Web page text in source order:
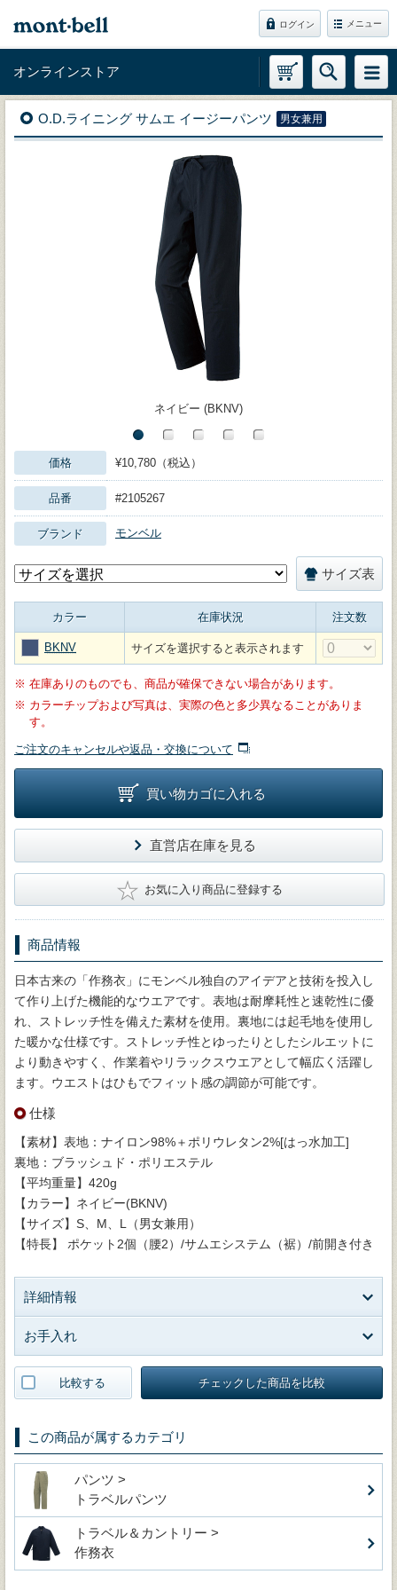
ログイン メニュー
オンラインストア
O.D.ライニング サムエ イージーパンツ 男女兼用
ネイビー (BKNV)
価格 ¥10,780（税込）
品番 #2105267
ブランド モンベル
サイズ表
カラー 在庫状況 注文数
BKNV サイズを選択すると表示されます
※ 在庫ありのものでも、商品が確保できない場合があります。
※ カラーチップおよび写真は、実際の色と多少異なることがありま
す。
ご注文のキャンセルや返品・交換について
買い物カゴに入れる
直営店在庫を見る
★ お気に入り商品に登録する
商品情報
日本古来の「作務衣」にモンベル独自のアイデアと技術を投入し
て作り上げた機能的なウエアです。表地は耐摩耗性と速乾性に優
れ、ストレッチ性を備えた素材を使用。裏地には起毛地を使用し
た暖かな仕様です。ストレッチ性とゆったりとしたシルエットに
より動きやすく、作業着やリラックスウエアとして幅広く活躍し
ます。ウエストはひもでフィット感の調節が可能です。
仕様
【素材】表地：ナイロン98%＋ポリウレタン2%[はっ水加工]
裏地：ブラッシュド・ポリエステル
【平均重量】420g
【カラー】ネイビー(BKNV)
【サイズ】S、M、L（男女兼用）
【特長】 ポケット2個（腰2）/サムエシステム（裾）/前開き付き
詳細情報
お手入れ
比較する チェックした商品を比較
この商品が属するカテゴリ
パンツ >
トラベルパンツ
トラベル＆カントリー >
作務衣